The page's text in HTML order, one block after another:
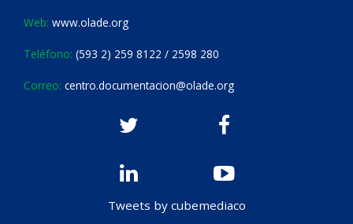
Web: www.olade.org
Teléfono: (593 2) 259 8122 / 2598 280
Correo: centro.documentacion@olade.org
Tweets by cubemediaco